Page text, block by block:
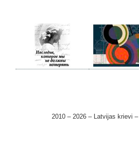
2010 – 2026 – Latvijas krievi –